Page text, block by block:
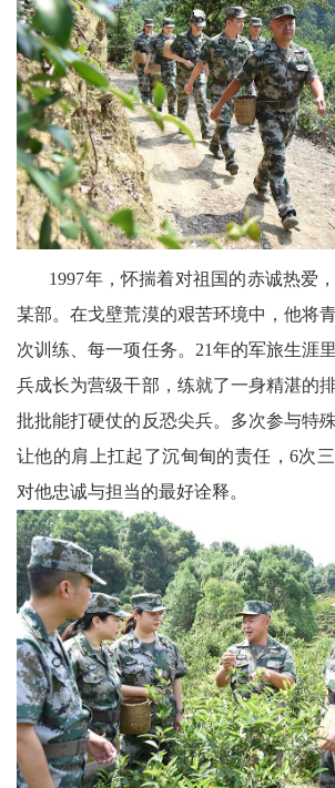
天
府
三
农
天
信
府
教
育
天
府
银
龄
1997年，怀揣着对祖国的赤诚热爱
某部。在戈壁荒漠的艰苦环境中，他将
次训练、每一项任务。21年的军旅生涯
兵成长为营级干部，练就了一身精湛的
批批能打硬仗的反恐尖兵。多次参与特
让他的肩上扛起了沉甸甸的责任，6次
对他忠诚与担当的最好诠释。